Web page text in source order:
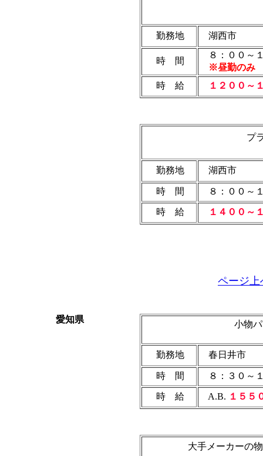
勤務地 湖西市
時 間
８：００～
※昼勤のみ
時 給
１２００～
プ
勤務地 湖西市
時 間 ８：００～
時 給 １４００～
ページ上
愛知県 小物
勤務地 春日井市
時 間 ８：３０～
時 給 A.B. １５５
大手メーカーの